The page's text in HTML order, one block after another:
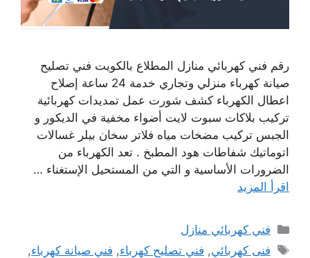
رقم فني كهربائي منازل المطلاع بالكويت فني تصليح
صيانة كهرباء منزلي وتجاري خدمة 24 ساعة إصلاح
اعطال الكهرباء كشف شورت عمل تمديدات كهربائية
تركيب بلاكات سبوت لايت أضواء مخفية في الديكور و
الجبس تركيب مضخات مياه فلاتر سخان بيلر غسالات
اتوماتيك شفاطات هود المطبخ . تعد الكهرباء من
الضرورات الأساسية و التي من المستحيل الإستغناء …
اقرأ المزيد
التصنيفات
فني كهربائي منازل
الوسوم
فنى كهربائي, فني تصليح كهرباء, فني صيانة كهرباء,